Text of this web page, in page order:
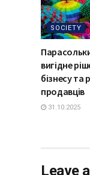
SOCIETY
вигідне
бізнесу та
продавців
31.10.2025
Leave